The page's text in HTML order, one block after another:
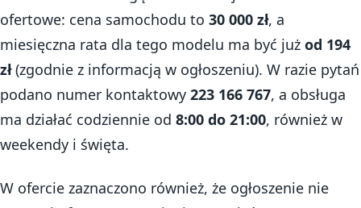
ofertowe: cena samochodu to 30 000 zł, a
miesięczna rata dla tego modelu ma być już od 194
zł(zgodnie z informacją w ogłoszeniu). W razie pytań
podano numer kontaktowy 223 166 767, a obsługa
ma działać codziennie od 8:00 do 21:00, również w
weekendy i święta.
W ofercie zaznaczono również, że ogłoszenie nie